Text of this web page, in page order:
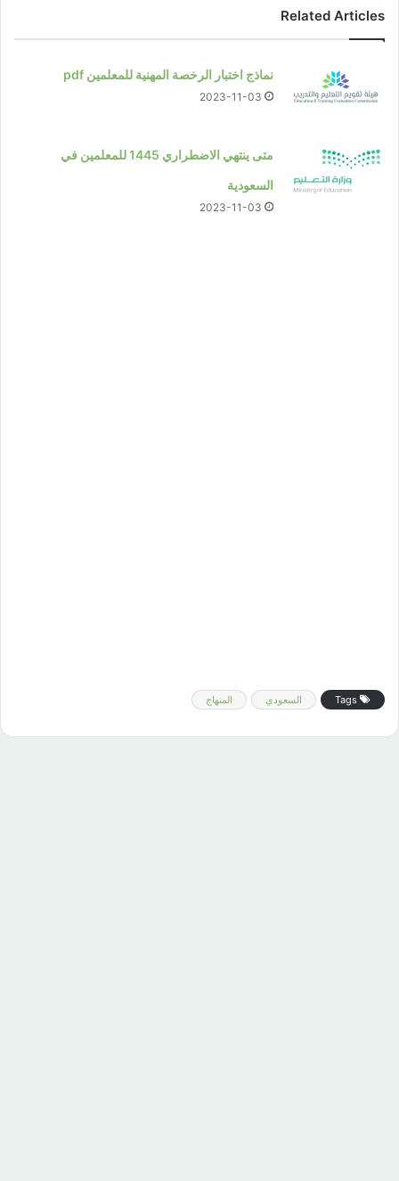
Related Articles
نماذج اختبار الرخصة المهنية للمعلمين pdf
2023-11-03
متى ينتهي الاضطراري 1445 للمعلمين في
السعودية
2023-11-03
السعودي المنهاج